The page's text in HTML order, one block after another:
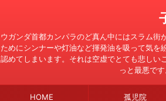
ウガンダ首都カンパラのど真ん中にはスラム
ためにシンナーや灯油など揮発油を吸って気
認めてしまいます。それは空虚でとても悲しい
っと最悪で
HOME 孤児院